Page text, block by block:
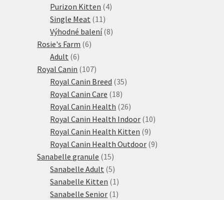
produktů
Purizon Kitten 44
Single Meat 11 11
produktů
Výhodné balení 88
Rosie's Farm 66
Adult 66
produktů
Royal Canin 107107
produktů
Royal Canin Breed 3535
Royal Canin Care 1818
produktů
Royal Canin Health 2626
produktů
Royal Canin Health Indoor 1010
Royal Canin Health Kitten 99
produktů
Royal Canin Health Outdoor 99
Sanabelle granule 1515
produktů
Sanabelle Adult 55
produktů
Sanabelle Kitten 1 1
produkt
Sanabelle Senior 1 1